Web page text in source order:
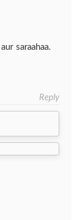
saraahaa.
Reply